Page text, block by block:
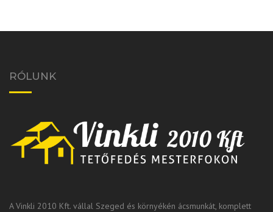
RÓLUNK
A Vinkli 2010 Kft. vállal Szeged és környékén ácsmunkát, komplett